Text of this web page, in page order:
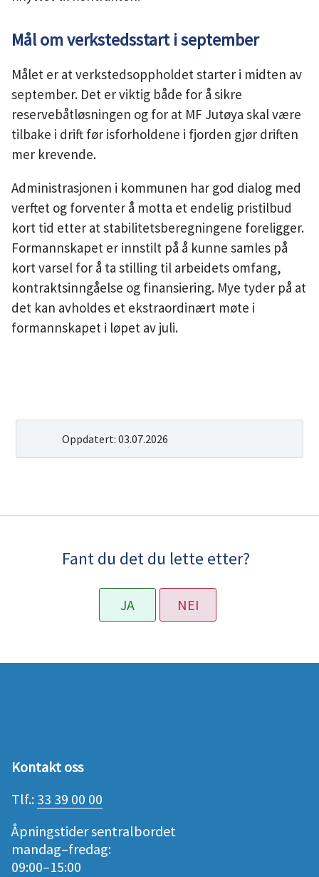
Mål om verkstedsstart i september
Målet er at verkstedsoppholdet starter i midten av
september. Det er viktig både for å sikre
reservebåtløsningen og for at MF Jutøya skal være
tilbake i drift før isforholdene i fjorden gjør driften
mer krevende.
Administrasjonen i kommunen har god dialog med
verftet og forventer å motta et endelig pristilbud
kort tid etter at stabilitetsberegningene foreligger.
Formannskapet er innstilt på å kunne samles på
kort varsel for å ta stilling til arbeidets omfang,
kontraktsinngåelse og finansiering. Mye tyder på at
det kan avholdes et ekstraordinært møte i
formannskapet i løpet av juli.
Oppdatert: 03.07.2026
Fant du det du lette etter?
JA NEI
Kontakt oss
Tlf.: 33 39 00 00
Åpningstider sentralbordet
mandag–fredag:
09:00–15:00